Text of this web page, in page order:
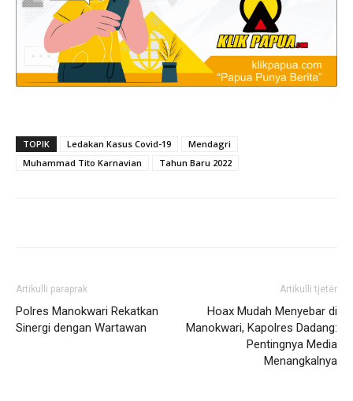
TOPIK Ledakan Kasus Covid-19
Mendagri
Muhammad Tito Karnavian
Tahun Baru 2022
Artikulli paraprak
Polres Manokwari Rekatkan
Sinergi dengan Wartawan
Artikulli tjetër
Hoax Mudah Menyebar di
Manokwari, Kapolres Dadang:
Pentingnya Media
Menangkalnya